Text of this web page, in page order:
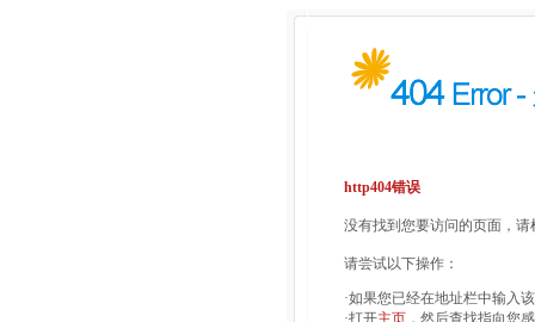
http404错误
没有找到您要访问的页面，
请尝试以下操作：
·如果您已经在地址栏中输入
·打开主页 ，然后查找指向您